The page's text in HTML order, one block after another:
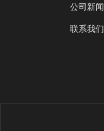
公司新闻
联系我们